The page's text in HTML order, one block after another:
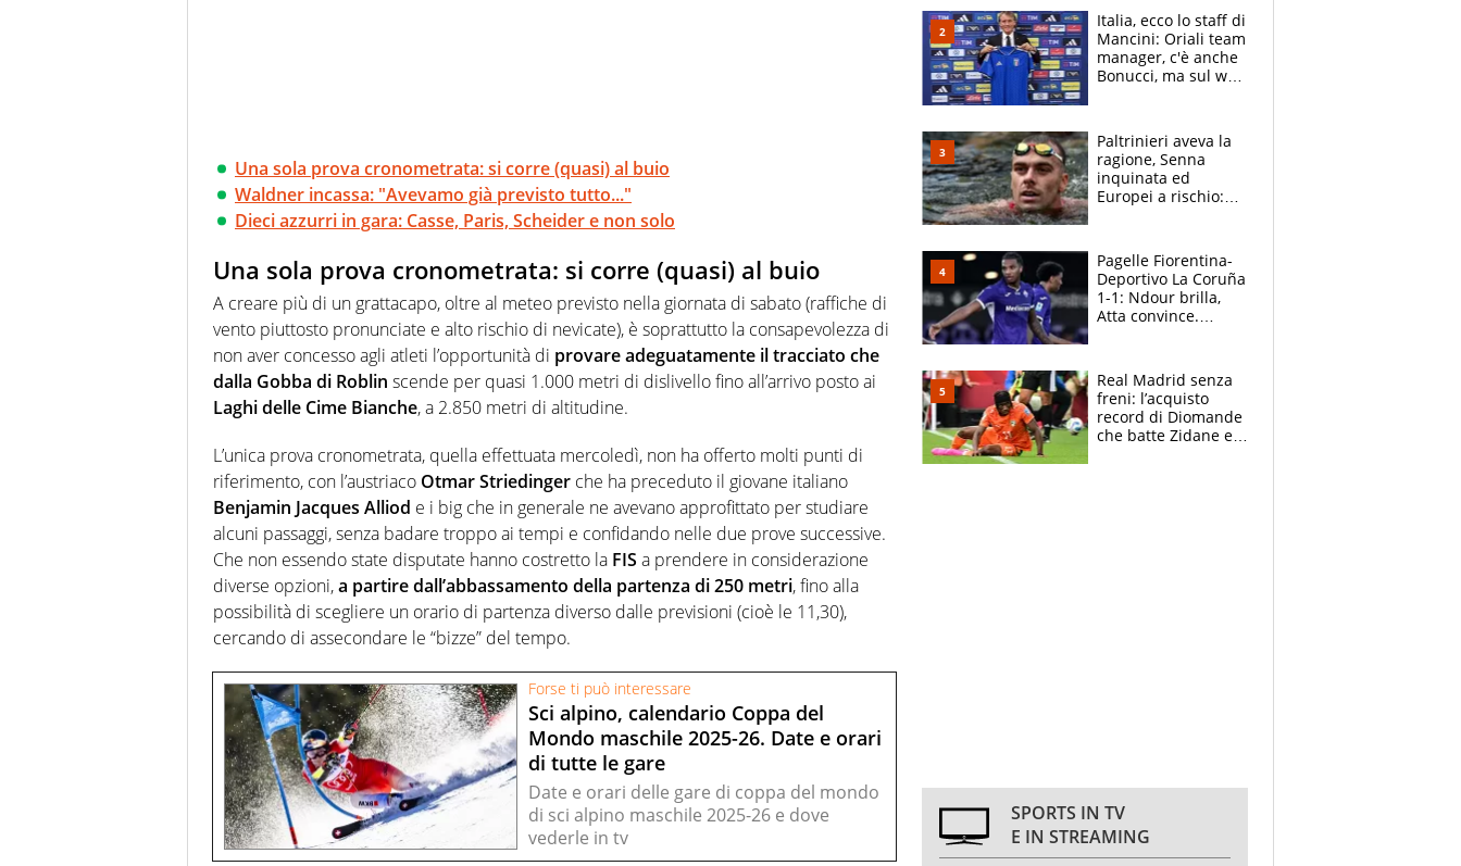
Una sola prova cronometrata: si corre (quasi) al buio
Waldner incassa: "Avevamo già previsto tutto..."
Dieci azzurri in gara: Casse, Paris, Scheider e non solo
Una sola prova cronometrata: si corre (quasi) al buio
A creare più di un grattacapo, oltre al meteo previsto nella giornata di sabato (raffiche di
vento piuttosto pronunciate e alto rischio di nevicate), è soprattutto la consapevolezza di
non aver concesso agli atleti l’opportunità di provare adeguatamente il tracciato che
dalla Gobba di Roblin scende per quasi 1.000 metri di dislivello fino all’arrivo posto ai
Laghi delle Cime Bianche, a 2.850 metri di altitudine.
L’unica prova cronometrata, quella effettuata mercoledì, non ha offerto molti punti di
riferimento, con l’austriaco Otmar Striedinger che ha preceduto il giovane italiano
Benjamin Jacques Alliod e i big che in generale ne avevano approfittato per studiare
alcuni passaggi, senza badare troppo ai tempi e confidando nelle due prove successive.
Che non essendo state disputate hanno costretto la FIS a prendere in considerazione
diverse opzioni,a partire dall’abbassamento della partenza di 250 metri, fino alla
possibilità di scegliere un orario di partenza diverso dalle previsioni (cioè le 11,30),
cercando di assecondare le “bizze” del tempo.
Forse ti può interessare
Sci alpino, calendario Coppa del
Mondo maschile 2025-26. Date e orari
di tutte le gare
Date e orari delle gare di coppa del mondo
di sci alpino maschile 2025-26 e dove
vederle in tv
felice del mio livello"
Italia, ecco lo staff di
Mancini: Oriali team
manager, c'è anche
Bonucci, ma sul web
Paltrinieri aveva la
ragione, Senna
inquinata ed
Europei a rischio:
adesso
Pagelle Fiorentina-
Deportivo La Coruña
1-1: Ndour brilla,
Atta convince.
Real Madrid senza
freni: l’acquisto
record di Diomande
che batte Zidane e
SPORTS IN TV
E IN STREAMING